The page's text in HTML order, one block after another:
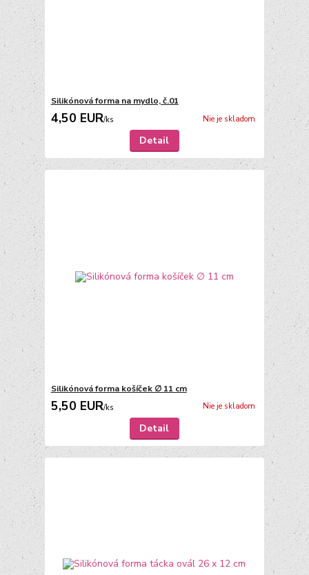
Silikónová forma na mydlo, č.01
4,50 EUR/ks Nie je skladom
Detail
Silikónová forma košíček ∅ 11 cm
5,50 EUR/ks Nie je skladom
Detail